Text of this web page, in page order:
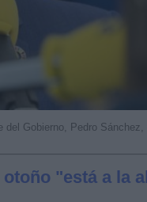
del Gobierno, Pedro
"está a la